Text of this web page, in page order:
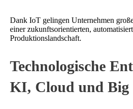
Dank IoT gelingen Unternehmen
einer zukunftsorientierten,
Produktionslandschaft.
Technologische
KI, Cloud und Big